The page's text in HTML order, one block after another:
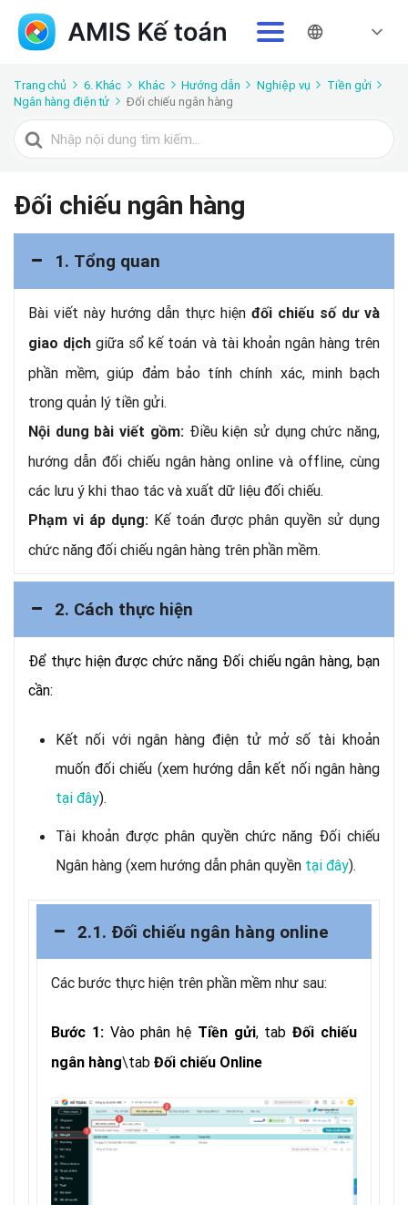
Trang chủ 6. Khác Khác Hướng dẫn Nghiệp vụ
Tiền gửi
Ngân hàng điện tử
Đối chiếu ngân hàng
Tìm
kiếm
Đối chiếu ngân hàng
1. Tổng quan
Bài viết này hướng dẫn thực hiện đối chiếu số dư và
giao dịch giữa sổ kế toán và tài khoản ngân hàng trên
phần mềm, giúp đảm bảo tính chính xác, minh bạch
trong quản lý tiền gửi.
Nội dung bài viết gồm:Điều kiện sử dụng chức năng,
hướng dẫn đối chiếu ngân hàng online và offline, cùng
các lưu ý khi thao tác và xuất dữ liệu đối chiếu.
Phạm vi áp dụng: Kế toán được phân quyền sử dụng
chức năng đối chiếu ngân hàng trên phần mềm.
2. Cách thực hiện
Để thực hiện được chức năng Đối chiếu ngân hàng, bạn
cần:
Kết nối với ngân hàng điện tử mở số tài khoản
muốn đối chiếu (xem hướng dẫn kết nối ngân hàng
tại đây).
Tài khoản được phân quyền chức năng Đối chiếu
Ngân hàng (xem hướng dẫn phân quyền tại đây).
2.1. Đối chiếu ngân hàng online
Các bước thực hiện trên phần mềm như sau:
Bước 1:Vào phân hệ Tiền gửi, tab Đối chiếu
ngân hàng\tab Đối chiếu Online